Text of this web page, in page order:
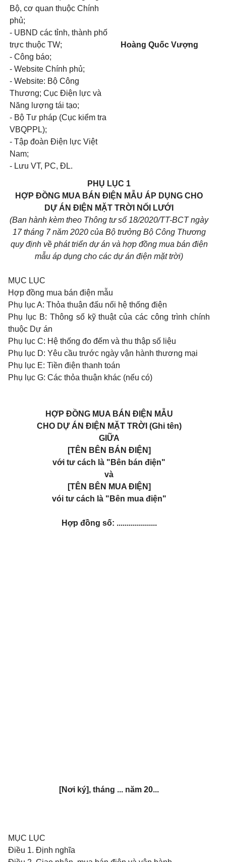
Bộ, cơ quan thuộc Chính
phủ;
- UBND các tỉnh, thành phố
trực thuộc TW;
- Công báo;
- Website Chính phủ;
- Website: Bộ Công
Thương; Cục Điện lực và
Năng lượng tái tạo;
- Bộ Tư pháp (Cục kiểm tra
VBQPPL);
- Tập đoàn Điện lực Việt
Nam;
- Lưu VT, PC, ĐL.
Hoàng Quốc Vượng
PHỤ LỤC 1
HỢP ĐỒNG MUA BÁN ĐIỆN MẪU ÁP DỤNG CHO
DỰ ÁN ĐIỆN MẶT TRỜI NỐI LƯỚI
(Ban hành kèm theo Thông tư số 18/2020/TT-BCT ngày
17 tháng 7 năm 2020 của Bộ trưởng Bộ Công Thương
quy định về phát triển dự án và hợp đồng mua bán điện
mẫu áp dụng cho các dự án điện mặt trời)
MỤC LỤC
Hợp đồng mua bán điện mẫu
Phụ lục A: Thỏa thuận đấu nối hệ thống điện
Phụ lục B: Thông số kỹ thuật của các công trình chính
thuộc Dự án
Phụ lục C: Hệ thống đo đếm và thu thập số liệu
Phụ lục D: Yêu cầu trước ngày vận hành thương mại
Phụ lục E: Tiền điện thanh toán
Phụ lục G: Các thỏa thuận khác (nếu có)
HỢP ĐỒNG MUA BÁN ĐIỆN MẪU
CHO DỰ ÁN ĐIỆN MẶT TRỜI (Ghi tên)
GIỮA
[TÊN BÊN BÁN ĐIỆN]
với tư cách là "Bên bán điện"
và
[TÊN BÊN MUA ĐIỆN]
vói tư cách là "Bên mua điện"
Hợp đồng số: ....................
[Nơi ký], tháng ... năm 20...
MỤC LỤC
Điều 1. Định nghĩa